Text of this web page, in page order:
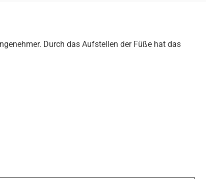
Durch das Aufstellen der Füße hat das